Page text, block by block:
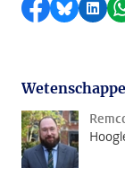
Delen op
Delen